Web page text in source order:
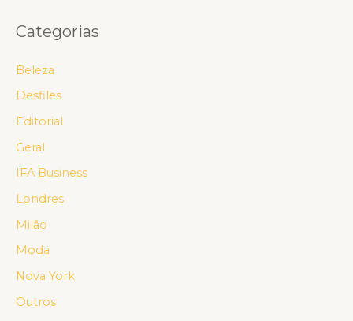
Categorias
Beleza
Desfiles
Editorial
Geral
IFA Business
Londres
Milão
Moda
Nova York
Outros